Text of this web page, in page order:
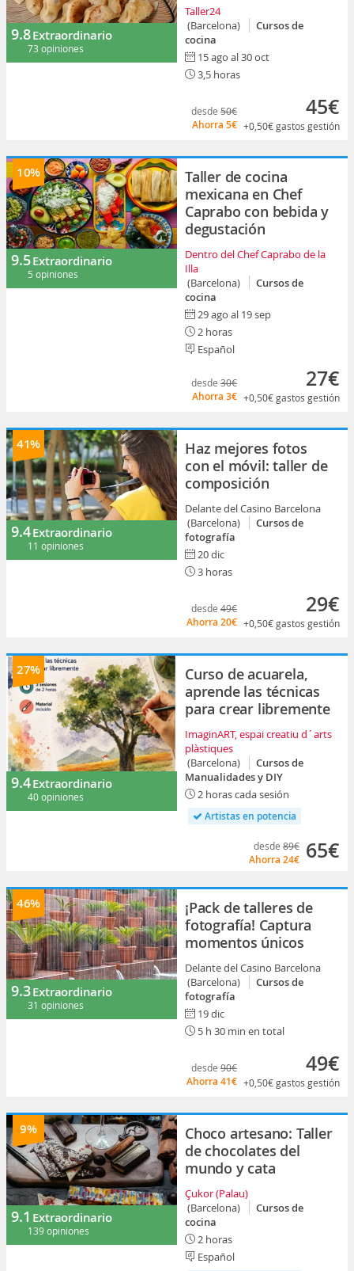
9.8Extraordinario
73 opiniones
Taller24
(Barcelona)
Cursos de
cocina
15 ago al 30 oct
3,5 horas
desde 50€
Ahorra 5€
45€
+0,50€gastos gestión
10%
9.5Extraordinario
5 opiniones
Taller de cocina
mexicana en Chef
Caprabo con bebida y
degustación
Dentro del Chef Caprabo de la
Illa
(Barcelona)
Cursos de
cocina
29 ago al 19 sep
2 horas
Español
desde 30€
Ahorra 3€
27€
+0,50€gastos gestión
41%
9.4Extraordinario
11 opiniones
Haz mejores fotos
con el móvil: taller de
composición
Delante del Casino Barcelona
(Barcelona)
Cursos de
fotografía
20 dic
3 horas
desde 49€
Ahorra 20€
29€
+0,50€gastos gestión
27%
9.4Extraordinario
40 opiniones
Curso de acuarela,
aprende las técnicas
para crear libremente
ImaginART, espai creatiu d´arts
plàstiques
(Barcelona)
Cursos de
Manualidades y DIY
2 horas cada sesión
Artistas en potencia
desde 89€
Ahorra 24€ 65€
46%
9.3Extraordinario
31 opiniones
¡Pack de talleres de
fotografía! Captura
momentos únicos
Delante del Casino Barcelona
(Barcelona)
Cursos de
fotografía
19 dic
5 h 30 min en total
desde 90€
Ahorra 41€
49€
+0,50€gastos gestión
9%
9.1 Extraordinario
139 opiniones
Choco artesano: Taller
de chocolates del
mundo y cata
Çukor (Palau)
(Barcelona)
Cursos de
cocina
2 horas
Español